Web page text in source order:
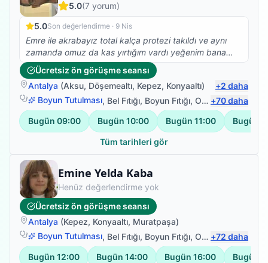
5.0(7 yorum)
5.0Son değerlendirme · 9 Nis
Emre ile akrabayız total kalça protezi takıldı ve aynı
zamanda omuz da kas yırtığım vardı yeğenim bana
çok yardımcı oldu gece gündüz demeden elinden
geleni yaptı kısa sürede değişikliği fark ettim çok
teşekkür ederim
Ücretsiz ön görüşme seansı
Antalya (Aksu, Döşemealtı, Kepez, Konyaaltı) +2 daha
Boyun Tutulması, Bel Fıtığı, Boyun Fıtığı, Omuz Bağ Yaralanması +70daha
Bugün 09:00 Bugün 10:00 Bugün 11:00 Bugün
Tüm tarihleri gör
Emine Yelda Kaba
Fizyoterapist
Henüz değerlendirme yok
Ücretsiz ön görüşme seansı
Antalya (Kepez, Konyaaltı, Muratpaşa)
Boyun Tutulması, Bel Fıtığı, Boyun Fıtığı, Omuz Bağ Yaralanması +72 daha
Bugün 12:00 Bugün 14:00 Bugün 16:00 Bugün